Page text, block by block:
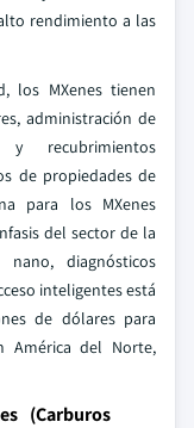
rendimiento a las
los MXenes tienen
administración de
y recubrimientos
de propiedades de
para los MXenes
del sector de la
diagnósticos
inteligentes está
de dólares para
América del Norte,
(Carburos